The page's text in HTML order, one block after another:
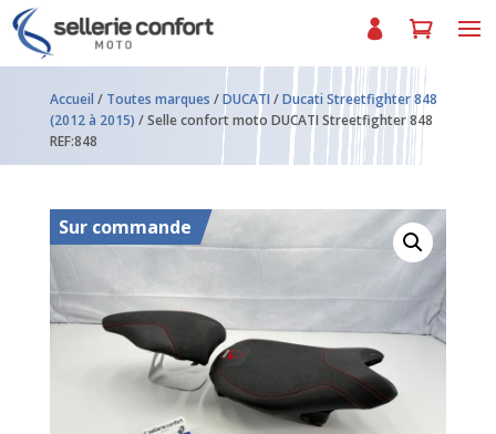
Accueil / Toutes marques /DUCATI /Ducati Streetfighter 848
(2012 à 2015) / Selle confort moto DUCATI Streetfighter 848
REF:848
Sur commande